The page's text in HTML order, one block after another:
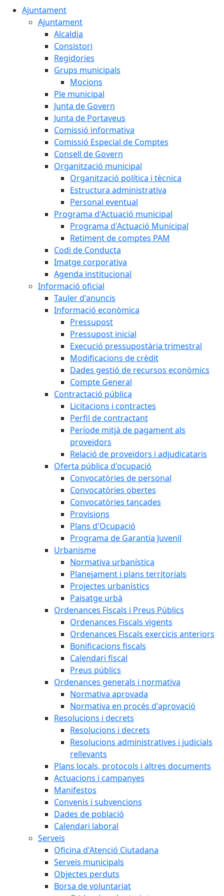
Ajuntament
Ajuntament
Alcaldia
Consistori
Regidories
Grups municipals
Mocions
Ple municipal
Junta de Govern
Junta de Portaveus
Comissió informativa
Comissió Especial de Comptes
Consell de Govern
Organització municipal
Organització política i tècnica
Estructura administrativa
Personal eventual
Programa d'Actuació municipal
Programa d'Actuació Municipal
Retiment de comptes PAM
Codi de Conducta
Imatge corporativa
Agenda institucional
Informació oficial
Tauler d'anuncis
Informació econòmica
Pressupost
Pressupost inicial
Execució pressupostària trimestral
Modificacions de crèdit
Dades gestió de recursos econòmics
Compte General
Contractació pública
Licitacions i contractes
Perfil de contractant
Període mitjà de pagament als
proveïdors
Relació de proveïdors i adjudicataris
Oferta pública d'ocupació
Convocatòries de personal
Convocatòries obertes
Convocatòries tancades
Provisions
Plans d'Ocupació
Programa de Garantia Juvenil
Urbanisme
Normativa urbanística
Planejament i plans territorials
Projectes urbanístics
Paisatge urbà
Ordenances Fiscals i Preus Públics
Ordenances Fiscals vigents
Ordenances Fiscals exercicis anteriors
Bonificacions fiscals
Calendari fiscal
Preus públics
Ordenances generals i normativa
Normativa aprovada
Normativa en procés d'aprovació
Resolucions i decrets
Resolucions i decrets
Resolucions administratives i judicials
rellevants
Plans locals, protocols i altres documents
Actuacions i campanyes
Manifestos
Convenis i subvencions
Dades de població
Calendari laboral
Serveis
Oficina d'Atenció Ciutadana
Serveis municipals
Objectes perduts
Borsa de voluntariat